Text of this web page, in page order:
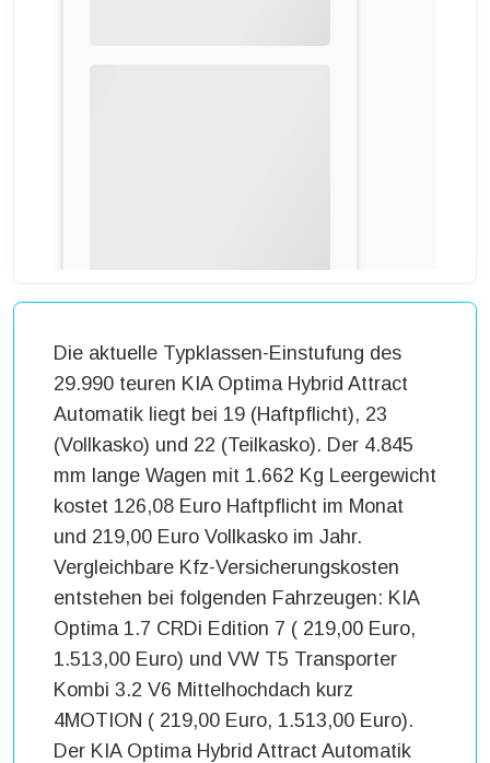
Die aktuelle Typklassen-Einstufung des
29.990 teuren KIA Optima Hybrid Attract
Automatik liegt bei 19 (Haftpflicht), 23
(Vollkasko) und 22 (Teilkasko). Der 4.845
mm lange Wagen mit 1.662 Kg Leergewicht
kostet 126,08 Euro Haftpflicht im Monat
und 219,00 Euro Vollkasko im Jahr.
Vergleichbare Kfz-Versicherungskosten
entstehen bei folgenden Fahrzeugen: KIA
Optima 1.7 CRDi Edition 7 ( 219,00 Euro,
1.513,00 Euro) und VW T5 Transporter
Kombi 3.2 V6 Mittelhochdach kurz
4MOTION ( 219,00 Euro, 1.513,00 Euro).
Der KIA Optima Hybrid Attract Automatik